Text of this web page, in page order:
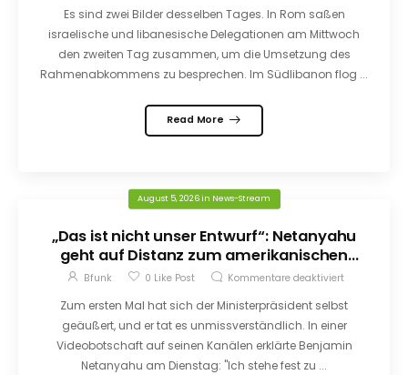
Es sind zwei Bilder desselben Tages. In Rom saßen
israelische und libanesische Delegationen am Mittwoch
den zweiten Tag zusammen, um die Umsetzung des
Rahmenabkommens zu besprechen. Im Südlibanon flog ...
Read More
August 5, 2026in News-Stream
„Das ist nicht unser Entwurf“: Netanyahu
geht auf Distanz zum amerikanischen
Gaza-Plan
Bfunk 0 Like Post Kommentare deaktiviert
Zum ersten Mal hat sich der Ministerpräsident selbst
geäußert, und er tat es unmissverständlich. In einer
Videobotschaft auf seinen Kanälen erklärte Benjamin
Netanyahu am Dienstag: "Ich stehe fest zu ...